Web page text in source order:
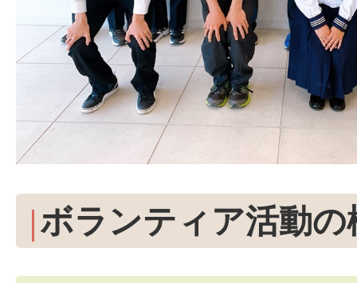
ボランティア活動の